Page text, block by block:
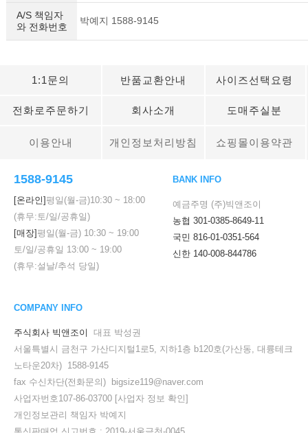
A/S 책임자
와 전화번호
박예지 1588-9145
1:1문의 반품교환안내 사이즈선택요령
전화로주문하기 회사소개 도매주실분
이용안내 개인정보처리방침 쇼핑몰이용약관
1588-9145
[온라인]평일(월-금)10:30 ~ 18:00
(휴무:토/일/공휴일)
[매장]평일(월-금) 10:30 ~ 19:00
토/일/공휴일 13:00 ~ 19:00
(휴무:설날/추석 당일)
BANK INFO
예금주명 (주)빅앤조이
농협 301-0385-8649-11
국민 816-01-0351-564
신한 140-008-844786
COMPANY INFO
주식회사 빅앤조이
대표 박성권
서울특별시 금천구 가산디지털1로5, 지하1층 b120호(가산동, 대륭테크
노타운20차) 1588-9145
fax 수신차단(전화문의) bigsize119@naver.com
사업자번호107-86-03700 [사업자 정보 확인]
개인정보관리 책임자 박예지